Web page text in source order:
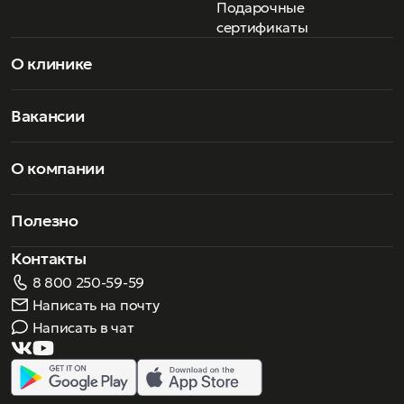
благородная простота формы и интригующая
Подарочные
сертификаты
О клинике
Вакансии
О компании
Полезно
Контакты
8 800 250-59-59
Написать на почту
Написать в чат